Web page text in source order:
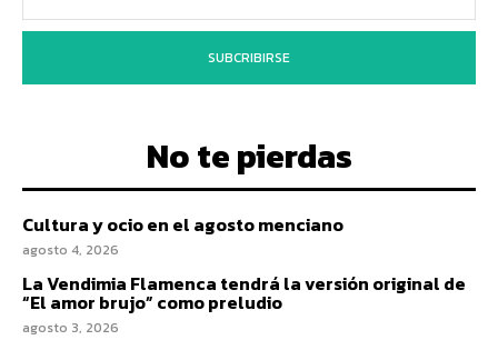
SUBCRIBIRSE
No te pierdas
Cultura y ocio en el agosto menciano
agosto 4, 2026
La Vendimia Flamenca tendrá la versión original de
“El amor brujo” como preludio
agosto 3, 2026